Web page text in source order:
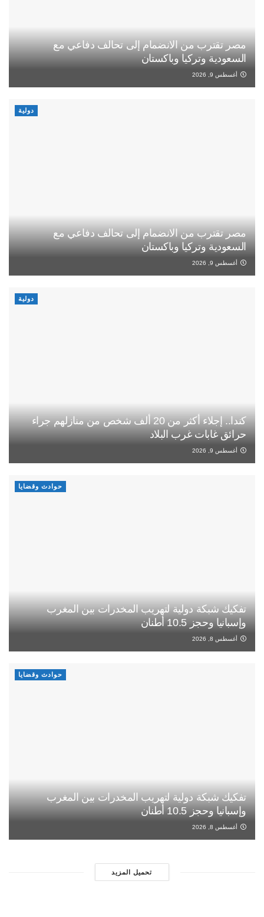
مصر تقترب من الانضمام إلى تحالف دفاعي مع
السعودية وتركيا وباكستان
أغسطس 9, 2026
دولية
مصر تقترب من الانضمام إلى تحالف دفاعي مع
السعودية وتركيا وباكستان
أغسطس 9, 2026
دولية
كندا.. إجلاء أكثر من 20 ألف شخص من منازلهم جراء
حرائق غابات غرب البلاد
أغسطس 9, 2026
حوادث وقضايا
تفكيك شبكة دولية لتهريب المخدرات بين المغرب
وإسبانيا وحجز 10.5 أطنان
أغسطس 8, 2026
حوادث وقضايا
تفكيك شبكة دولية لتهريب المخدرات بين المغرب
وإسبانيا وحجز 10.5 أطنان
أغسطس 8, 2026
تحميل المزيد